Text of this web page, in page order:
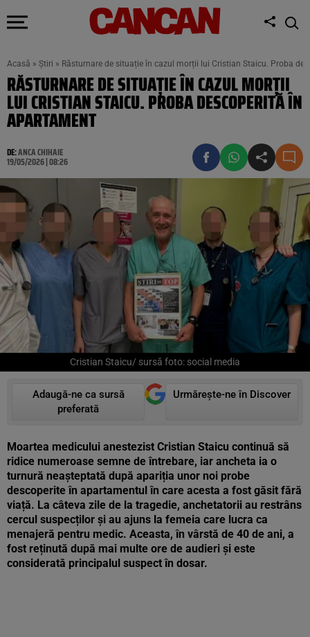
Acasă » Știri » Răsturnare de situație în cazul morții lui Cristian Staicu. Proba
RĂSTURNARE DE SITUAȚIE ÎN CAZUL MORȚII
LUI CRISTIAN STAICU. PROBA DESCOPERITĂ ÎN
APARTAMENT
DE:ANCA CHIHAIE
19/05/2026 | 08:26
Cristian Staicu/ sursă foto: social media
Adaugă-ne ca sursă
preferată
Urmărește-ne în Discover
Moartea medicului anestezist Cristian Staicu continuă să
ridice numeroase semne de întrebare, iar ancheta ia o
turnură neașteptată după apariția unor noi probe
descoperite în apartamentul în care acesta a fost găsit fără
viață. La câteva zile de la tragedie, anchetatorii au restrâns
cercul suspecților și au ajuns la femeia care lucra ca
menajeră pentru medic. Aceasta, în vârstă de 40 de ani, a
fost reținută după mai multe ore de audieri și este
considerată principalul suspect în dosar.